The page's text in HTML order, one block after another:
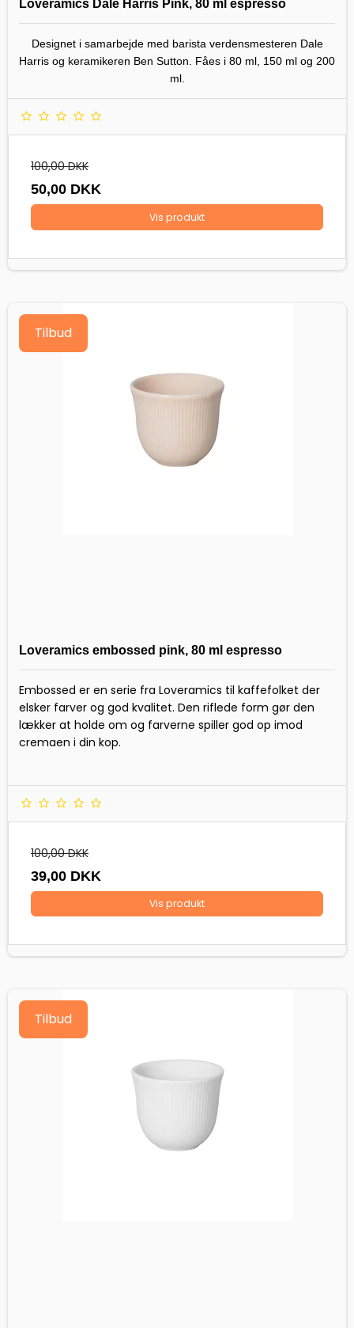
Loveramics Dale Harris Pink, 80 ml espresso
Designet i samarbejde med barista verdensmesteren Dale
Harris og keramikeren Ben Sutton. Fåes i 80 ml, 150 ml og 200
ml.
100,00 DKK
50,00 DKK
Vis produkt
Tilbud
Loveramics embossed pink, 80 ml espresso
Embossed er en serie fra Loveramics til kaffefolket der
elsker farver og god kvalitet. Den riflede form gør den
lækker at holde om og farverne spiller god op imod
cremaen i din kop.
100,00 DKK
39,00 DKK
Vis produkt
Tilbud